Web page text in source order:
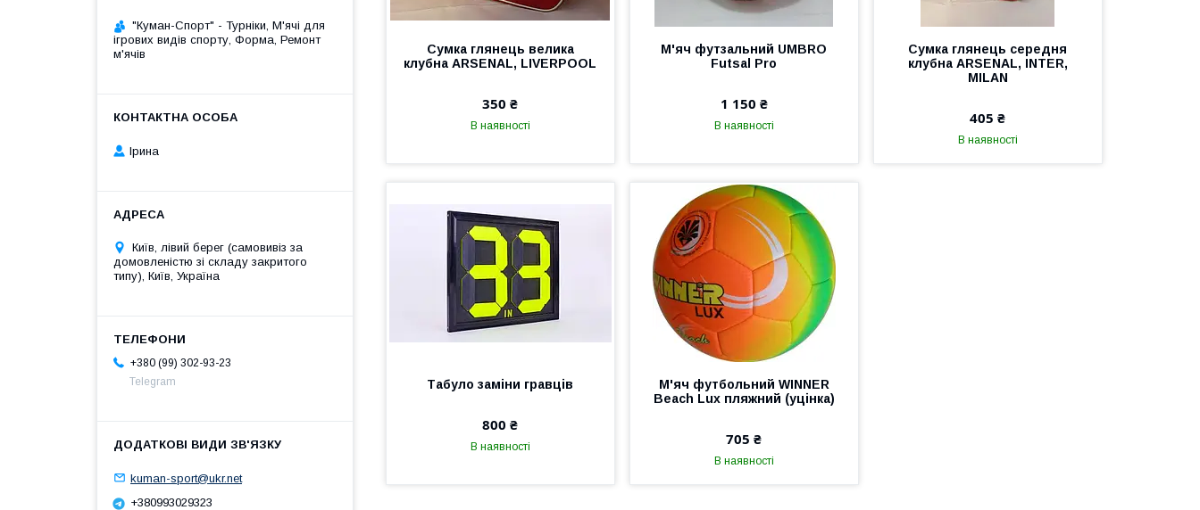
Сумка глянець велика
клубна ARSENAL, LIVERPOOL
350 ₴
В наявності
М'яч футзальний UMBRO
Futsal Pro
1 150 ₴
В наявності
Сумка глянець середня
клубна ARSENAL, INTER,
MILAN
405 ₴
В наявності
Табуло заміни гравців
800 ₴
В наявності
М'яч футбольний WINNER
Beach Lux пляжний (уцінка)
705 ₴
В наявності
"Куман-Спорт" - Турніки, М'ячі для
ігрових видів спорту, Форма, Ремонт
м'ячів
Ірина
Київ, лівий берег (самовивіз за
домовленістю зі складу закритого
типу), Київ, Україна
+380 (99) 302-93-23
Telegram
kuman-sport@ukr.net
+380993029323